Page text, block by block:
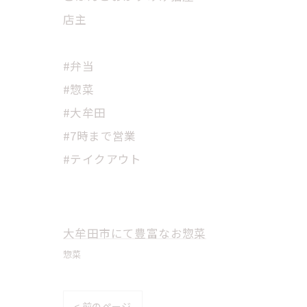
店主
#弁当
#惣菜
#大牟田
#7時まで営業
#テイクアウト
大牟田市にて豊富なお惣菜
惣菜